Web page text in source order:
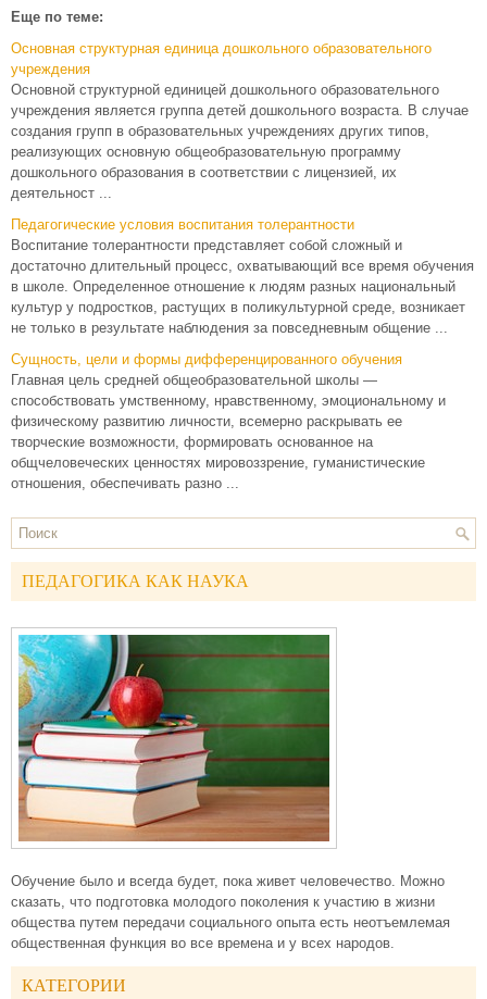
Еще по теме:
Основная структурная единица дошкольного образовательного
учреждения
Основной структурной единицей дошкольного образовательного
учреждения является группа детей дошкольного возраста. В случае
создания групп в образовательных учреждениях других типов,
реализующих основную общеобразовательную программу
дошкольного образования в соответствии с лицензией, их
деятельност ...
Педагогические условия воспитания толерантности
Воспитание толерантности представляет собой сложный и
достаточно длительный процесс, охватывающий все время обучения
в школе. Определенное отношение к людям разных национальный
культур у подростков, растущих в поликультурной среде, возникает
не только в результате наблюдения за повседневным общение ...
Сущность, цели и формы дифференцированного обучения
Главная цель средней общеобразовательной школы —
способствовать умственному, нравственному, эмоциональному и
физическому развитию личности, всемерно раскрывать ее
творческие возможности, формировать основанное на
общчеловеческих ценностях мировоззрение, гуманистические
отношения, обеспечивать разно ...
ПЕДАГОГИКА КАК НАУКА
Обучение было и всегда будет, пока живет человечество. Можно
сказать, что подготовка молодого поколения к участию в жизни
общества путем передачи социального опыта есть неотъемлемая
общественная функция во все времена и у всех народов.
КАТЕГОРИИ